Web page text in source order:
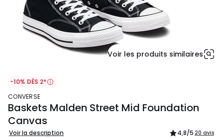
Voir les produits similaires
-10% DÈS 2*
CONVERSE
Baskets Malden Street Mid Foundation
Canvas
Voir la description 4,8/5 20 avis